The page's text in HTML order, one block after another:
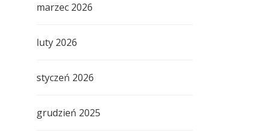
marzec 2026
luty 2026
styczeń 2026
grudzień 2025